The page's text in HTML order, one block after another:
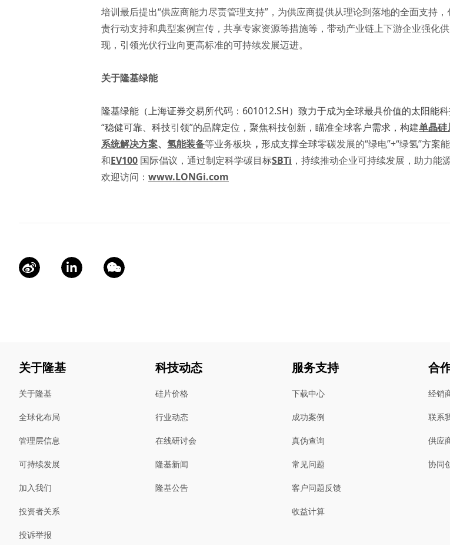
培训最后提出“供应商能力尽责管理支持”，为供应商提供从理论到落地的全面支持
责行动支持和典型案例宣传，共享专家资源等措施等，带动产业链上下游企业强化
现，引领光伏行业向更高标准的可持续发展迈进。
关于隆基绿能
隆基绿能（上海证券交易所代码：601012.SH）致力于成为全球最具价值的太阳能
“稳健可靠、科技引领”的品牌定位，聚焦科技创新，瞄准全球客户需求，构建单晶硅
系统解决方案、 氢能装备等业务板块 ， 形成支撑全球零碳发展的“绿电”+“绿氢”方
和EV100 国际倡议，通过制定科学碳目标SBTi ，持续推动企业可持续发展，助力能
欢迎访问： www.LONGi.com
关于隆基
关于隆基
全球化布局
管理层信息
可持续发展
加入我们
投资者关系
投诉举报
科技动态
硅片价格
行业动态
在线研讨会
隆基新闻
隆基公告
服务支持
下载中心
成功案例
真伪查询
常见问题
客户问题反馈
收益计算
合
经销
联系
供应
协同